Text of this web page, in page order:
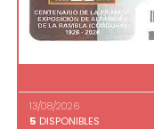
13/08/2026
5 DISPONIBLES